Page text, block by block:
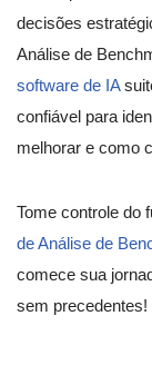
decisões
Análise de
software de IA
confiável para
melhorar e como
Tome controle do
de Análise de
comece sua
sem precedentes!